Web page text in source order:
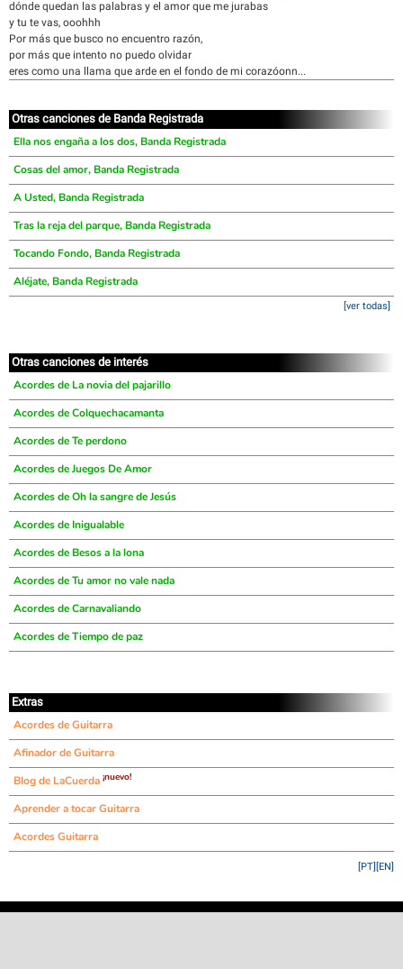
dónde quedan las palabras y el amor que me jurabas
y tu te vas, ooohhh
Por más que busco no encuentro razón,
por más que intento no puedo olvidar
eres como una llama que arde en el fondo de mi corazóonn...
Otras canciones de Banda Registrada
Ella nos engaña a los dos, Banda Registrada
Cosas del amor, Banda Registrada
A Usted, Banda Registrada
Tras la reja del parque, Banda Registrada
Tocando Fondo, Banda Registrada
Aléjate, Banda Registrada
[ver todas]
Otras canciones de interés
Acordes de La novia del pajarillo
Acordes de Colquechacamanta
Acordes de Te perdono
Acordes de Juegos De Amor
Acordes de Oh la sangre de Jesús
Acordes de Inigualable
Acordes de Besos a la lona
Acordes de Tu amor no vale nada
Acordes de Carnavaliando
Acordes de Tiempo de paz
Extras
Acordes de Guitarra
Afinador de Guitarra
Blog de LaCuerda ¡nuevo!
Aprender a tocar Guitarra
Acordes Guitarra
[EN]
[PT]